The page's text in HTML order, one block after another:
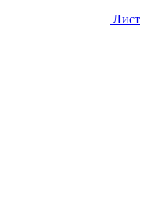
Лист